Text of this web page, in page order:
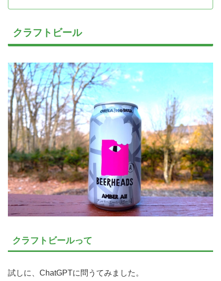
クラフトビール
クラフトビールって
試しに、ChatGPTに問うてみました。